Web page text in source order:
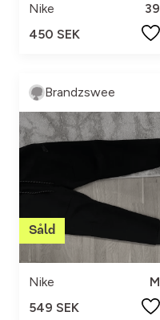
Nike
39
450 SEK
Brandzswee
Nike
M
549 SEK